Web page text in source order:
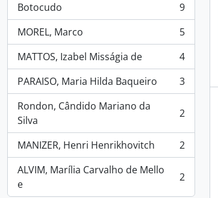
Botocudo
, 9 resultados
9
MOREL, Marco
, 5 resultados
5
MATTOS, Izabel Misságia de
, 4 resultados
4
PARAISO, Maria Hilda Baqueiro
, 3 resultados
3
Rondon, Cândido Mariano da
Silva
, 2 resultados 2
MANIZER, Henri Henrikhovitch
, 2 resultados
2
ALVIM, Marília Carvalho de Mello
e
, 2 resultados 2